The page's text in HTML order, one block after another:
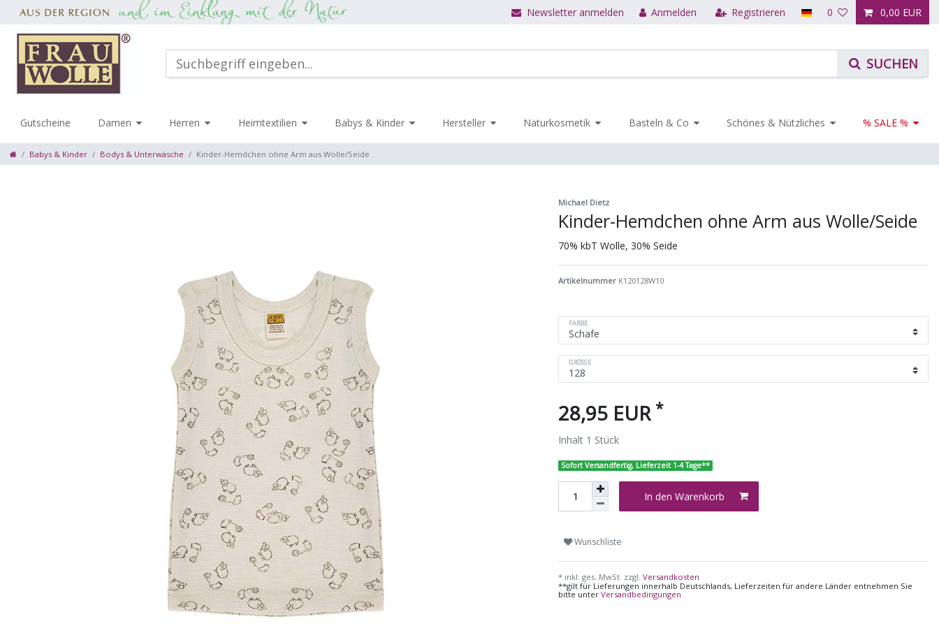
Newsletter anmelden Anmelden Registrieren 0 0,00 EUR
Gutscheine Damen Herren Heimtextilien Babys & Kinder Hersteller Naturkosmetik Basteln & Co Schönes & Nützliches % SALE %
Babys & Kinder Bodys & Unterwäsche Kinder-Hemdchen ohne Arm aus Wolle/Seide
Michael Dietz
Kinder-Hemdchen ohne Arm aus Wolle/Seide
70% kbT Wolle, 30% Seide
Artikelnummer K120128W10
FARBE
GRÖSSE
28,95 EUR *
Inhalt 1 Stück
Sofort Versandfertig, Lieferzeit 1-4 Tage**
In den Warenkorb
Wunschliste
* inkl. ges. MwSt. zzgl. Versandkosten
**gilt für Lieferungen innerhalb Deutschlands, Lieferzeiten für andere Länder entnehmen Sie
bitte unter Versandbedingungen